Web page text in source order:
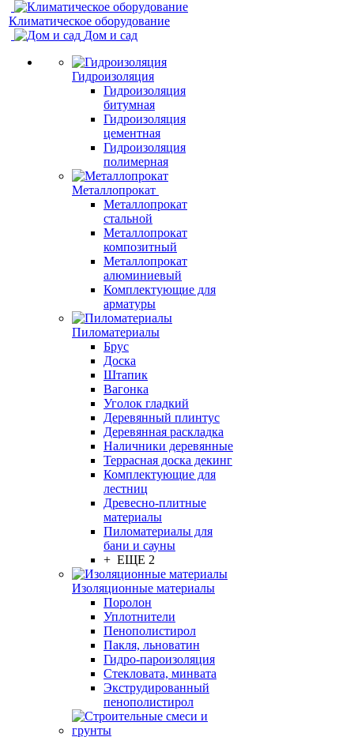
Климатическое оборудование
Дом и сад
Гидроизоляция
Гидроизоляция
битумная
Гидроизоляция
цементная
Гидроизоляция
полимерная
Металлопрокат
Металлопрокат
стальной
Металлопрокат
композитный
Металлопрокат
алюминиевый
Комплектующие для
арматуры
Пиломатериалы
Брус
Доска
Штапик
Вагонка
Уголок гладкий
Деревянный плинтус
Деревянная раскладка
Наличники деревянные
Террасная доска декинг
Комплектующие для
лестниц
Древесно-плитные
материалы
Пиломатериалы для
бани и сауны
+ ЕЩЕ 2
Изоляционные материалы
Поролон
Уплотнители
Пенополистирол
Пакля, льноватин
Гидро-пароизоляция
Стекловата, минвата
Экструдированный
пенополистирол